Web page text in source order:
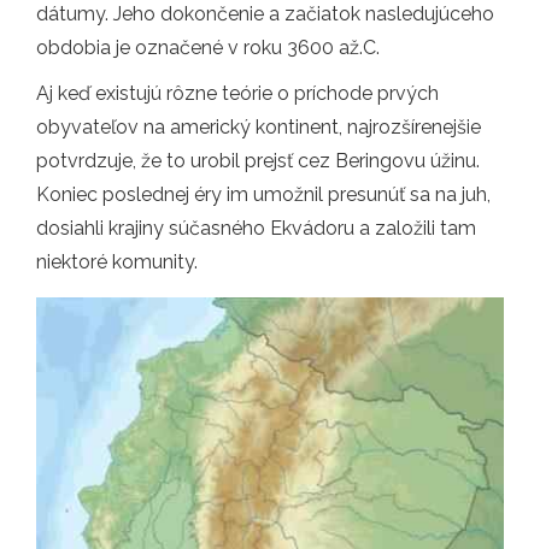
dátumy. Jeho dokončenie a začiatok nasledujúceho
obdobia je označené v roku 3600 až.C.
Aj keď existujú rôzne teórie o príchode prvých
obyvateľov na americký kontinent, najrozšírenejšie
potvrdzuje, že to urobil prejsť cez Beringovu úžinu.
Koniec poslednej éry im umožnil presunúť sa na juh,
dosiahli krajiny súčasného Ekvádoru a založili tam
niektoré komunity.